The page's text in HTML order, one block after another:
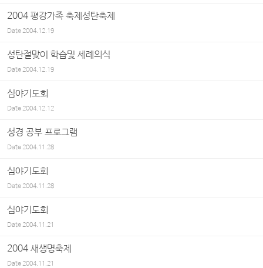
2004 평강가족 축제성탄축제
Date2004.12.19
성탄절맞이 학습및 세례의식
Date2004.12.19
심야기도회
Date2004.12.12
성경 공부 프로그램
Date2004.11.28
심야기도회
Date2004.11.28
심야기도회
Date2004.11.21
2004 새생명축제
Date2004.11.21